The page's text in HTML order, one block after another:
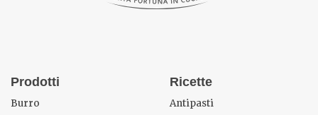
Prodotti
Burro
Ricette
Antipasti